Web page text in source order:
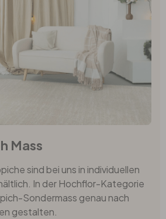
Mass
sind bei uns in individuellen
In der Hochflor-Kategorie
Sondermass genau nach
gestalten.